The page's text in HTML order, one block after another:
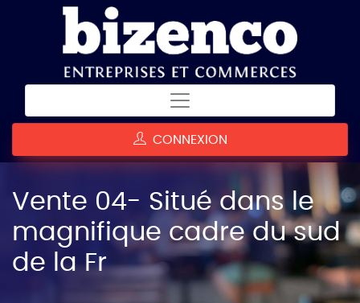
CONNEXION
Vente 04- Situé dans le
magnifique cadre du sud
de la Fr